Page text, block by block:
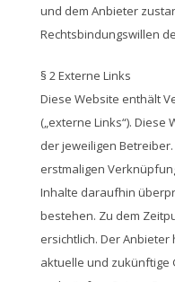
und dem Anbieter
Rechtsbindungswillen
§ 2 Externe Links
Diese Website enthält
(„externe Links“).
der jeweiligen
erstmaligen
Inhalte daraufhin
bestehen. Zu dem
ersichtlich. Der
aktuelle und zukünftige